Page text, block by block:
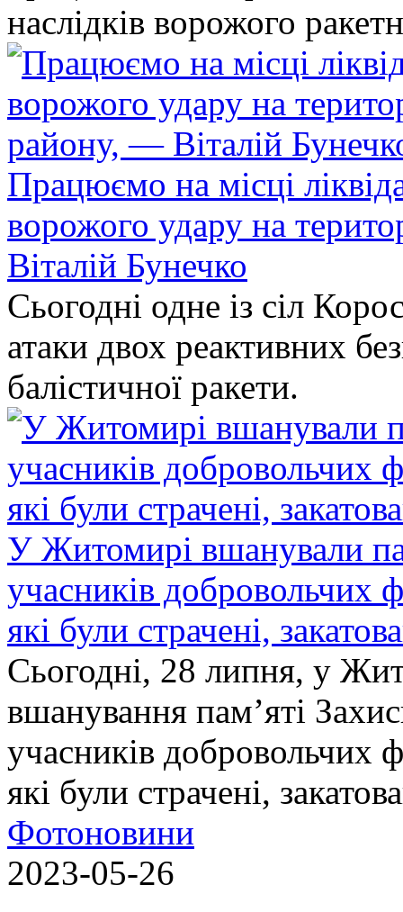
наслідків ворожого
Працюємо на місці
ворожого удару на
Віталій Бунечко
Сьогодні одне із сіл
атаки двох реактивних
балістичної ракети.
У Житомирі вшанували
учасників добровольчих
які були страчені,
Сьогодні, 28 липня, у
вшанування пам’яті
учасників добровольчих
які були страчені,
Фотоновини
2023-05-26